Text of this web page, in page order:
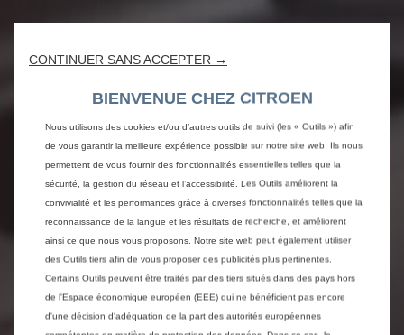
CONTINUER SANS ACCEPTER →
BIENVENUE CHEZ CITROEN
Nous utilisons des cookies et/ou d’autres outils de suivi (les « Outils ») afin
de vous garantir la meilleure expérience possible sur notre site web. Ils nous
permettent de vous fournir des fonctionnalités essentielles telles que la
sécurité, la gestion du réseau et l’accessibilité. Les Outils améliorent la
convivialité et les performances grâce à diverses fonctionnalités telles que la
reconnaissance de la langue et les résultats de recherche, et améliorent
ainsi ce que nous vous proposons. Notre site web peut également utiliser
des Outils tiers afin de vous proposer des publicités plus pertinentes.
Certains Outils peuvent être traités par des tiers situés dans des pays hors
de l'Espace économique européen (EEE) qui ne bénéficient pas encore
d'une décision d'adéquation de la part des autorités européennes